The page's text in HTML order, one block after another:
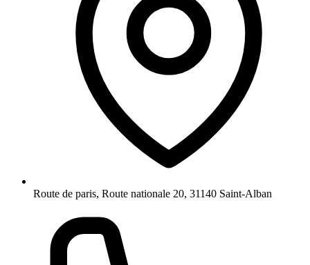
Route de paris, Route nationale 20, 31140 Saint-Alban